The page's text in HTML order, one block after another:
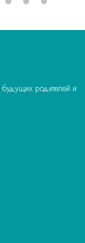
родителей и